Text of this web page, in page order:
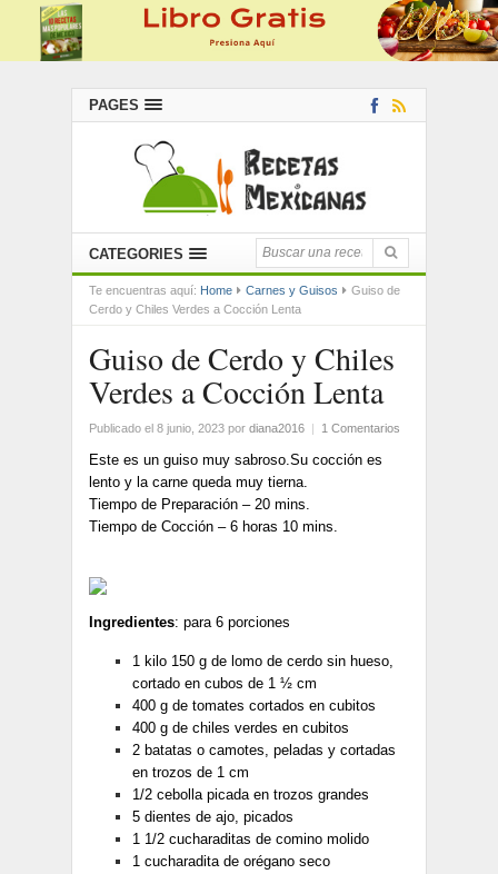
PAGES
CATEGORIES
Te encuentras aquí: Home Carnes y Guisos
Guiso de
Cerdo y Chiles Verdes a Cocción Lenta
Guiso de Cerdo y Chiles
Verdes a Cocción Lenta
Publicado el 8 junio, 2023 por diana2016 | 1 Comentarios
Este es un guiso muy sabroso.Su cocción es
lento y la carne queda muy tierna.
Tiempo de Preparación – 20 mins.
Tiempo de Cocción – 6 horas 10 mins.
Ingredientes: para 6 porciones
1 kilo 150 g de lomo de cerdo sin hueso,
cortado en cubos de 1 ½ cm
400 g de tomates cortados en cubitos
400 g de chiles verdes en cubitos
2 batatas o camotes, peladas y cortadas
en trozos de 1 cm
1/2 cebolla picada en trozos grandes
5 dientes de ajo, picados
1 1/2 cucharaditas de comino molido
1 cucharadita de orégano seco